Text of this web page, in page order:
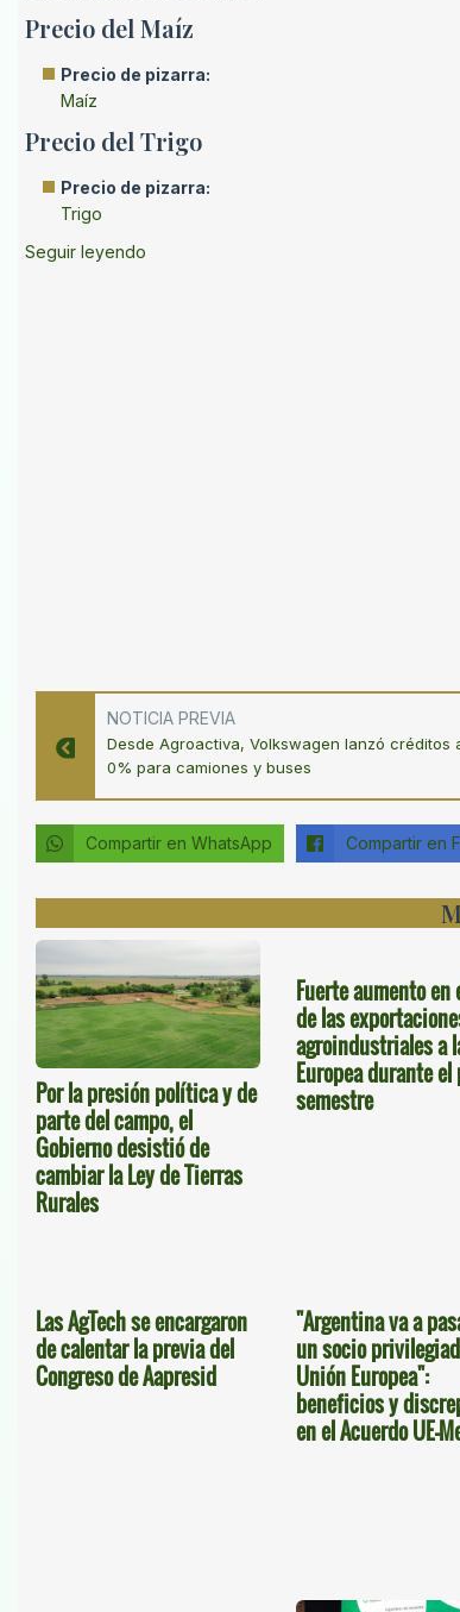
Precio del Maíz
Precio de pizarra:
Maíz
Precio del Trigo
Precio de pizarra:
Trigo
Seguir leyendo
NOTICIA PREVIA
Desde Agroactiva, Volkswagen lanzó créditos
0% para camiones y buses
Compartir en WhatsApp Compartir en
Por la presión política y de
parte del campo, el
Gobierno desistió de
cambiar la Ley de Tierras
Rurales
Fuerte aumento en
de las
agroindustriales a
Europea durante
semestre
Las AgTech se encargaron
de calentar la previa del
Congreso de Aapresid
"Argentina va a
un socio
Unión Europea":
beneficios y
en el Acuerdo UE-